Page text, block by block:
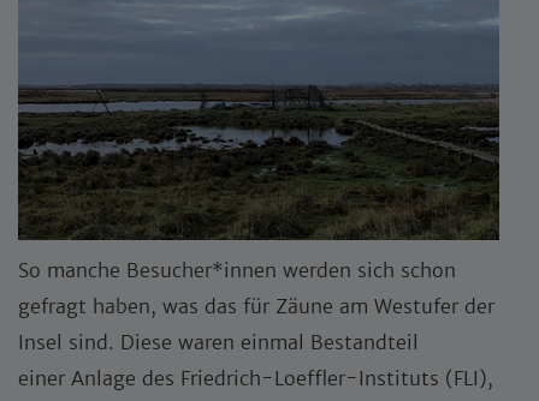
So manche Besucher*innen werden sich schon
gefragt haben, was das für Zäune am Westufer der
Insel sind. Diese waren einmal Bestandteil
einer Anlage des Friedrich-Loeffler-Instituts (FLI),